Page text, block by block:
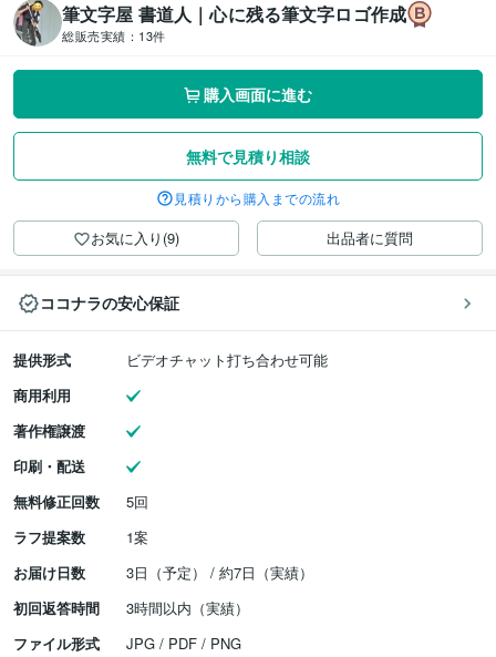
筆文字屋 書道人｜心に残る筆文字ロゴ作成
総販売実績： 13件
購入画面に進む
無料で見積り相談
見積りから購入までの流れ
お気に入り(9) 出品者に質問
ココナラの安心保証
提供形式
ビデオチャット打ち合わせ可能
商用利用
著作権譲渡
印刷・配送
無料修正回数
5回
ラフ提案数
1案
お届け日数
3日（予定） / 約7日（実績）
初回返答時間
3時間以内（実績）
ファイル形式
JPG / PDF / PNG